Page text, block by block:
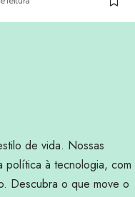
de vida. Nossas
política à tecnologia, com
Descubra o que move o